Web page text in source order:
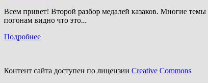
Всем привет! Второй разбор медалей казаков. Многие
погонам видно что это...
Подробнее
Контент сайта доступен по лицензии Creative Commons